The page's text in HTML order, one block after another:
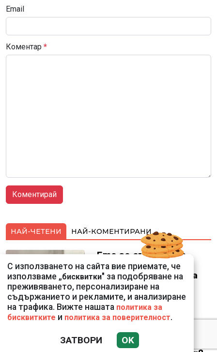
Email
Коментар *
НАЙ-ЧЕТЕНИ НАЙ-КОМЕНТИРАНИ
Ето го съпруга на
неадекватната
външна министърка
Велислава Петрова
Николай Попов за
С използването на сайта вие приемате, че
използваме „бисквитки" за подобряване на
преживяването, персонализиране на
съдържанието и рекламите, и анализиране
на трафика. Вижте нашата политика за
бисквитките и политика за поверителност.
ЗАТВОРИ OK